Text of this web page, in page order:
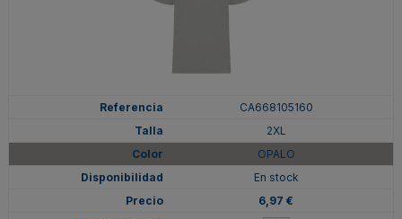
CA668105160
2XL
OPALO
En stock
6,97 €